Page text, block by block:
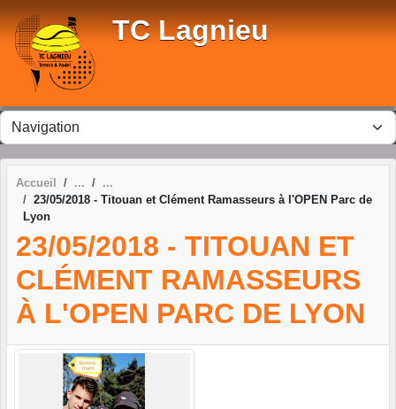
TC Lagnieu
Accueil
23/05/2018 - Titouan et Clément Ramasseurs à l'OPEN Parc de
Lyon
23/05/2018 - TITOUAN ET
CLÉMENT RAMASSEURS
À L'OPEN PARC DE LYON